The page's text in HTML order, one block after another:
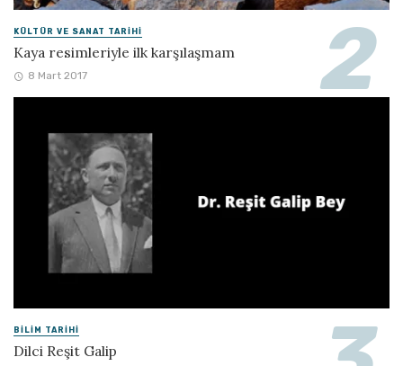
KÜLTÜR VE SANAT TARIHI
Kaya resimleriyle ilk karşılaşmam
8 Mart 2017
BILIM TARIHI
Dilci Reşit Galip